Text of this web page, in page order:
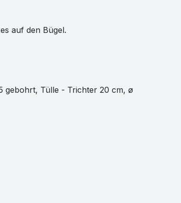
auf den Bügel.
gebohrt, Tülle - Trichter 20 cm, ø